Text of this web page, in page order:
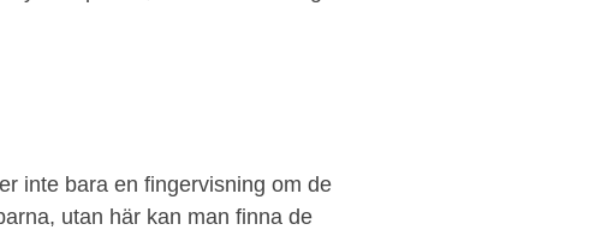
inte bara en fingervisning om de
utan här kan man finna de